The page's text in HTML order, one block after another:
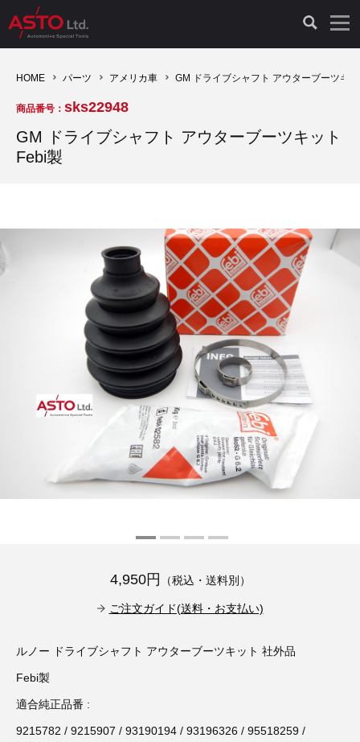
診断機（16）
キープログラマー（4）
オプション品（17）
診断テスター（10）
キープログラマー（20）
スモークテスター（4）
安定化電源ユニット（8）
バッテリーテスター（4）
古い車両用診断テスター（10）
バイク用診断テスター（7）
HCB TOOLS（45）
AST TOOLS（51）
ドイツ車（211）
イタリア/フランス車（27）
イギリス車（23）
アメリカ車（15）
ホイールロック取り外しツール（6）
オシロスコープ（2）
オシロ関連商品（9）
ドイツ車（427）
イタリア/フランス車（145）
スウェーデン車（45）
ブレーキキャリパーリペアキット（368）
ライト関連（6）
現品修理（77）
リビルト品（58）
コントロールユニット初期化（3）
イモビライザーOFF（1）
オシロスコープ（10）
アクセサリー（13）
HOME パーツ アメリカ車 GM ドライブシャフト アウターブーツキ
商品番号： sks22948
GM ドライブシャフト アウターブーツキット
Febi製
4,950円 （税込・送料別）
ご注文ガイド(送料・お支払い)
ルノー ドライブシャフト アウターブーツキット 社外品
Febi製
適合純正品番 :
9215782 / 9215907 / 93190194 / 93196326 / 95518259 /